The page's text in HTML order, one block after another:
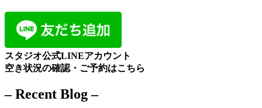
スタジオ公式LINEアカウント
空き状況の確認・ご予約はこちら
– Recent Blog –